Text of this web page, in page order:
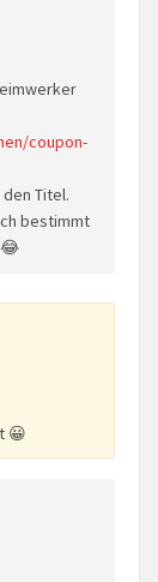
coupon-
Titel.
bestimmt
😀